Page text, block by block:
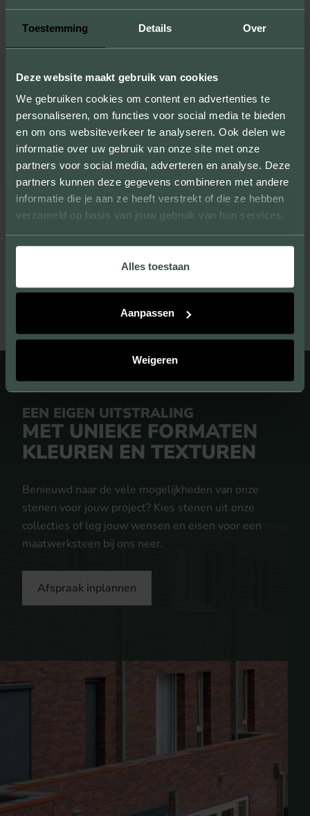
Toestemming Details Over
Deze website maakt gebruik van cookies
We gebruiken cookies om content en advertenties te
personaliseren, om functies voor social media te bieden
en om ons websiteverkeer te analyseren. Ook delen we
informatie over uw gebruik van onze site met onze
partners voor social media, adverteren en analyse. Deze
partners kunnen deze gegevens combineren met andere
informatie die je aan ze heeft verstrekt of die ze hebben
verzameld op basis van jouw gebruik van hun services.
Alles toestaan
Aanpassen
Weigeren
ONBEPERKTE MOGELIJKHEDEN
alleen de formaten, kleuren en texturen
zien, maar kun je ook de kwaliteit van onze
producten ervaren.
UNIEKE UITSTRALING
Wij leveren gevelstenen die grote en kleine
projecten verfraaien en een eigen, unieke
uitstraling geven.
EEN EIGEN UITSTRALING
MET UNIEKE FORMATEN
KLEUREN EN TEXTUREN
Benieuwd naar de vele mogelijkheden van onze
stenen voor jouw project? Kies stenen uit onze
collecties of leg jouw wensen en eisen voor een
maatwerksteen bij ons neer.
Afspraak inplannen